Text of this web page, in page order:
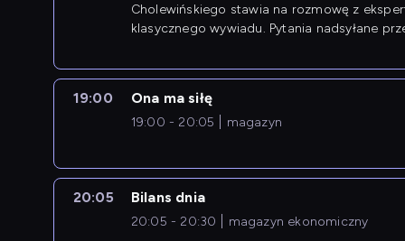
Cholewińskiego stawia na rozmowę z
klasycznego wywiadu. Pytania nadsyłane
19:00 Ona ma siłę
19:00 - 20:05 magazyn
20:05 Bilans dnia
20:05 - 20:30 magazyn ekonomiczny